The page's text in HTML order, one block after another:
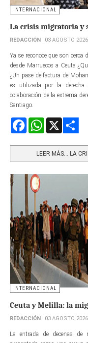
INTERNACIONAL
La crisis migratoria y
REDACCIÓN 03 AGOSTO 2026
Ya se reconoce que son
desde Marruecos a Ceuta
¿Un pase de factura de
es utilizada por la
colaboración de la extrema
Santiago.
FacebookWhatsApp
LEER MÁS… LA
INTERNACIONAL
Ceuta y Melilla: la
REDACCIÓN 03 AGOSTO 2026
La entrada de decenas